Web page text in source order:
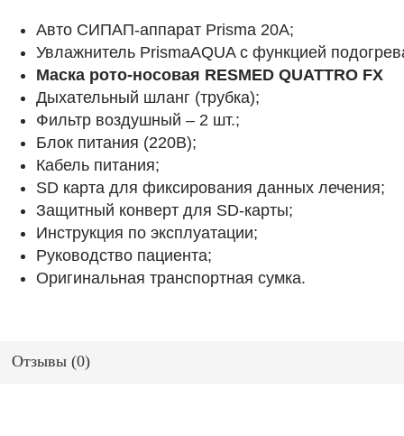
Авто СИПАП-аппарат Prisma 20A;
Увлажнитель PrismaAQUA с функцией
Маска рото-носовая RESMED QUATTRO FX
Дыхательный шланг (трубка);
Фильтр воздушный – 2 шт.;
Блок питания (220В);
Кабель питания;
SD карта для фиксирования данных лечения;
Защитный конверт для SD-карты;
Инструкция по эксплуатации;
Руководство пациента;
Оригинальная транспортная сумка.
Отзывы (0)